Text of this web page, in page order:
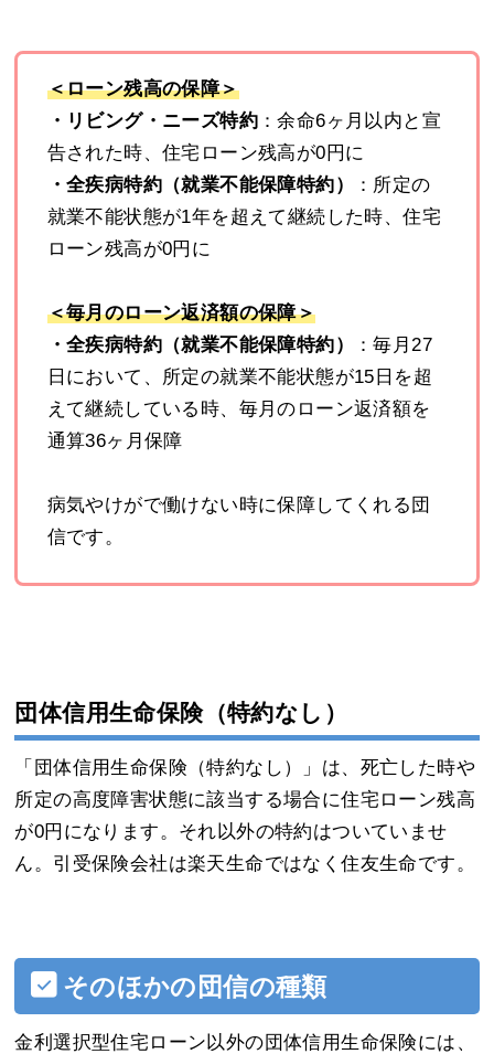
＜ローン残高の保障＞
・リビング・ニーズ特約：余命6ヶ月以内と宣
告された時、住宅ローン残高が0円に
・全疾病特約（就業不能保障特約）
：所定の
就業不能状態が1年を超えて継続した時、住宅
ローン残高が0円に
＜毎月のローン返済額の保障＞
・全疾病特約（就業不能保障特約）
：毎月27
日において、所定の就業不能状態が15日を超
えて継続している時、毎月のローン返済額を
通算36ヶ月保障
病気やけがで働けない時に保障してくれる団
信です。
団体信用生命保険（特約なし）
「団体信用生命保険（特約なし）」は、死亡した時や
所定の高度障害状態に該当する場合に住宅ローン残高
が0円になります。それ以外の特約はついていませ
ん。引受保険会社は楽天生命ではなく住友生命です。
そのほかの団信の種類
金利選択型住宅ローン以外の団体信用生命保険には、